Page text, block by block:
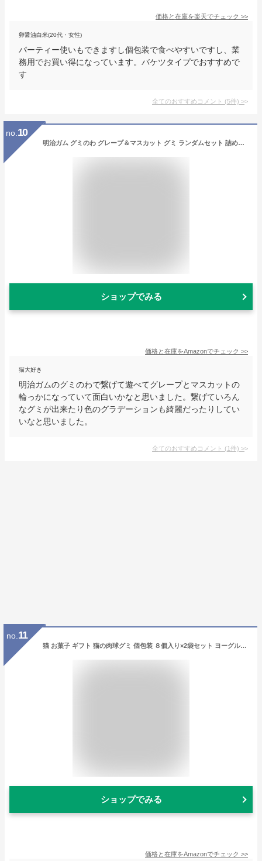
価格と在庫を楽天でチェック >>
卵醤油白米(20代・女性)
パーティー使いもできますし個包装で食べやすいですし、業
務用でお買い得になっています。バケツタイプでおすすめで
す
全てのおすすめコメント (5件) >
no. 10
明治ガム グミのわ グレープ＆マスカット グミ ランダムセット 詰め合わせ 子供 子ども の人気 パーティー プレゼント可愛らしい お菓子 (22g ×6袋)
ショップでみる
価格と在庫をAmazonでチェック >>
猫大好き
明治ガムのグミのわで繋げて遊べてグレープとマスカットの
輪っかになっていて面白いかなと思いました。繋げていろん
なグミが出来たり色のグラデーションも綺麗だったりしてい
いなと思いました。
全てのおすすめコメント (1件) >
no. 11
猫 お菓子 ギフト 猫の肉球グミ 個包装 ８個入り×2袋セット ヨーグルト風味 チャック式袋 国内製造 リアル触感 肉球 プレゼント にくきゅうぐみ ねこ ネコ にゃんこ おやつ おかし 美味しい おいしい おみやげ 可愛い かわいい プチギフト お返し お土産 (2袋セット)
ショップでみる
価格と在庫をAmazonでチェック >>